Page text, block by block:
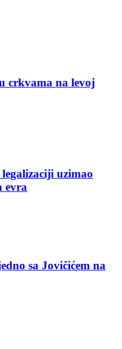
crkvama na levoj
uzimao
evra
sa Jovičićem na